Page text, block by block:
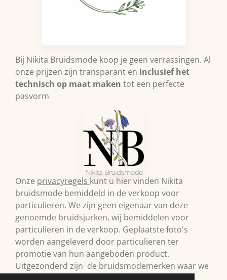
Bij Nikita Bruidsmode koop je geen verrassingen. Al
onze prijzen zijn transparant en inclusief het
technisch op maat maken tot een perfecte
pasvorm
Onze privacyregels kunt u hier vinden Nikita
bruidsmode bemiddeld in de verkoop voor
particulieren. We zijn geen eigenaar van deze
genoemde bruidsjurken, wij bemiddelen voor
particulieren in de verkoop. Geplaatste foto's
worden aangeleverd door particulieren ter
promotie van hun aangeboden product.
Uitgezonderd zijn de bruidsmodemerken waar we